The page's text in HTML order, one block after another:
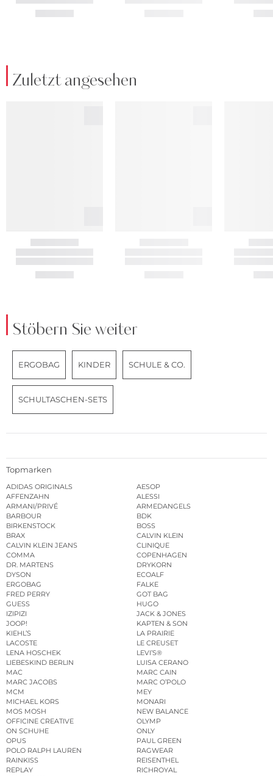
Zuletzt angesehen
Stöbern Sie weiter
ERGOBAG KINDER SCHULE & CO.
SCHULTASCHEN-SETS
Topmarken
ADIDAS ORIGINALS
AESOP
AFFENZAHN
ALESSI
ARMANI/PRIVÉ
ARMEDANGELS
BARBOUR
BDK
BIRKENSTOCK
BOSS
BRAX
CALVIN KLEIN
CALVIN KLEIN JEANS
CLINIQUE
COMMA
COPENHAGEN
DR. MARTENS
DRYKORN
DYSON
ECOALF
ERGOBAG
FALKE
FRED PERRY
GOT BAG
GUESS
HUGO
IZIPIZI
JACK & JONES
JOOP!
KAPTEN & SON
KIEHL’S
LA PRAIRIE
LACOSTE
LE CREUSET
LENA HOSCHEK
LEVI’S®
LIEBESKIND BERLIN
LUISA CERANO
MAC
MARC CAIN
MARC JACOBS
MARC O’POLO
MCM
MEY
MICHAEL KORS
MONARI
MOS MOSH
NEW BALANCE
OFFICINE CREATIVE
OLYMP
ON SCHUHE
ONLY
OPUS
PAUL GREEN
POLO RALPH LAUREN
RAGWEAR
RAINKISS
REISENTHEL
REPLAY
RICHROYAL